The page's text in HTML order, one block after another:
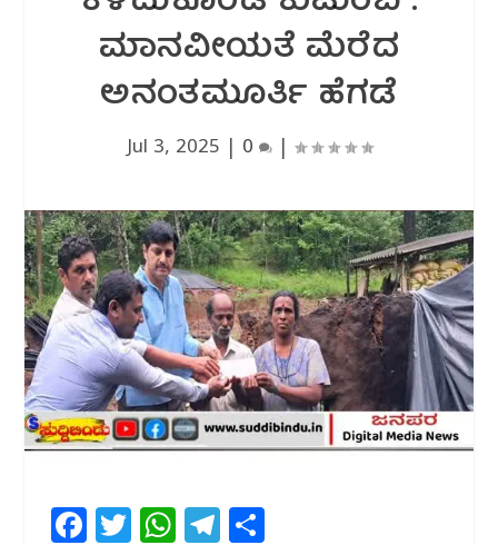
ಮಾನವೀಯತೆ ಮೆರೆದ
ಅನಂತಮೂರ್ತಿ ಹೆಗಡೆ
Jul 3, 2025 0 |
F T W T